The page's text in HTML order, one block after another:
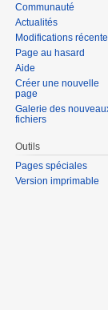
Communauté
Actualités
Modifications
Page au hasard
Aide
Créer une nouvelle
page
Galerie des
fichiers
Outils
Pages spéciales
Version imprimable